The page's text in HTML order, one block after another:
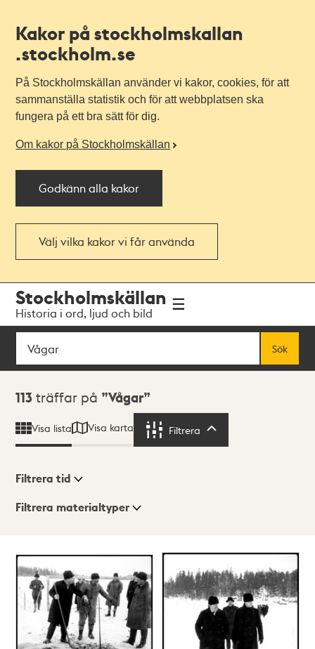
Kakor på stockholmskallan
.stockholm.se
På Stockholmskällan använder vi kakor, cookies, för att
sammanställa statistik och för att webbplatsen ska
fungera på ett bra sätt för dig.
Om kakor på Stockholmskällan
Godkänn alla kakor
Välj vilka kakor vi får använda
navigationen
huvudinnehållet
Stockholmskällan
Historia i ord, ljud och bild
Sök
Sök
Sökresultat
113 träffar på Vågar
Visa lista Visa karta Filtrera
Visningsläge
Lista
Karta
Filtrera tid
Filtrera materialtyper
113träffar